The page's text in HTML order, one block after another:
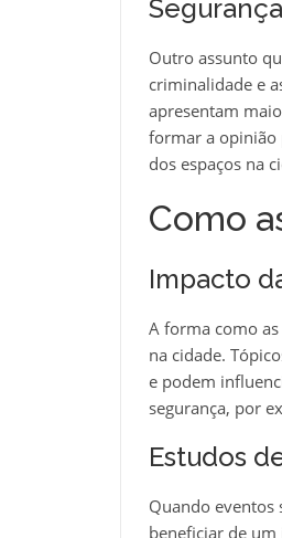
Outro assunto
criminalidade e
apresentam
formar a opinião
dos espaços na
Como
Impacto
A forma como as
na cidade.
e podem
segurança, por
Estudos
Quando eventos
beneficiar de